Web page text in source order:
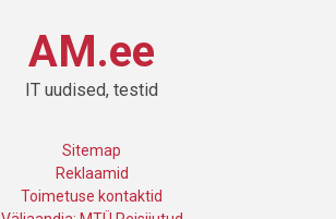
AM.ee
IT uudised, testid
Sitemap
Reklaamid
Toimetuse kontaktid